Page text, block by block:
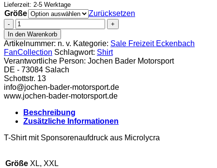
Lieferzeit: 2-5 Werktage
Größe
Zurücksetzen
OF3
T-
Shirt
Eckenbach
Menge
In den Warenkorb
Artikelnummer: n. v. Kategorie: Sale Freizeit Eckenbach
FanCollection Schlagwort: Shirt
Verantwortliche Person: Jochen Bader Motorsport
DE - 73084 Salach
Schottstr. 13
info@jochen-bader-motorsport.de
www.jochen-bader-motorsport.de
Beschreibung
Zusätzliche Informationen
T-Shirt mit Sponsorenaufdruck aus Microlycra
Größe XL, XXL